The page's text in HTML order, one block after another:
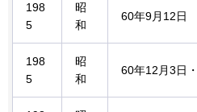
198
5
昭
和
60年9月12日
198
5
昭
和
60年12月3日